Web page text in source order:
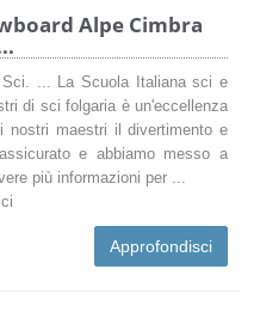
Alpe Cimbra
... La Scuola Italiana sci e
di sci folgaria è un'eccellenza
nostri maestri il divertimento e
e abbiamo messo a
più informazioni per ...
Approfondisci